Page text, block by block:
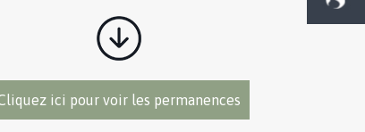
ici pour voir les permanences